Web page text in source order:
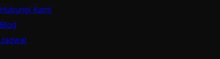
Hubungi Kami
Blog
Jadwal